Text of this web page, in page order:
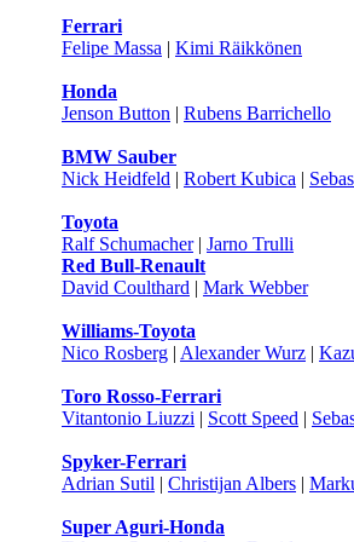
Ferrari
Felipe Massa | Kimi Räikkönen
Honda
Jenson Button | Rubens Barrichello
BMW Sauber
Nick Heidfeld | Robert Kubica |
Toyota
Ralf Schumacher| Jarno Trulli
Red Bull-Renault
David Coulthard | Mark Webber
Williams-Toyota
Nico Rosberg | Alexander Wurz |
Toro Rosso-Ferrari
Vitantonio Liuzzi | Scott Speed |
Spyker-Ferrari
Adrian Sutil | Christijan Albers |
Super Aguri-Honda